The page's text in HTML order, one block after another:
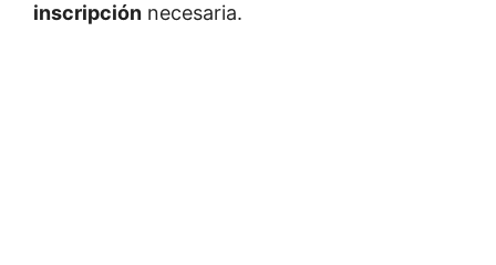
inscripción necesaria.